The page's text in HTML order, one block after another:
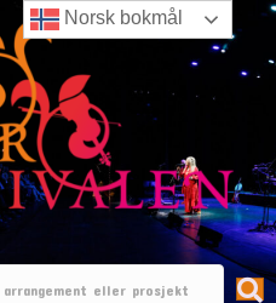
Norsk bokmål